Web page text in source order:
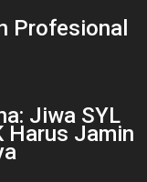
Profesional
Jiwa SYL
Harus Jamin